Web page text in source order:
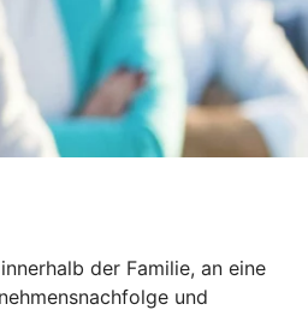
der Familie, an eine
und